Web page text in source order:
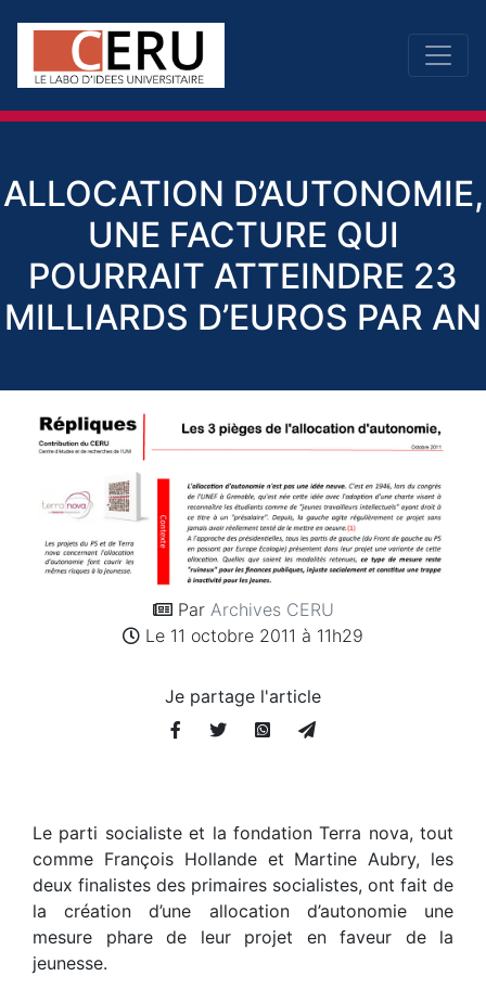
ALLOCATION D’AUTONOMIE,
UNE FACTURE QUI
POURRAIT ATTEINDRE 23
MILLIARDS D’EUROS PAR AN
Par Archives CERU
Le 11 octobre 2011 à 11h29
Je partage l'article
Le parti socialiste et la fondation Terra nova, tout
comme François Hollande et Martine Aubry, les
deux finalistes des primaires socialistes, ont fait de
la création d’une allocation d’autonomie une
mesure phare de leur projet en faveur de la
jeunesse.